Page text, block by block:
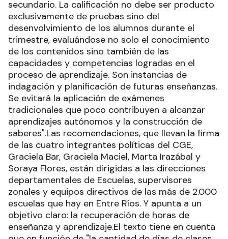
secundario. La calificación no debe ser producto
exclusivamente de pruebas sino del
desenvolvimiento de los alumnos durante el
trimestre, evaluándose no solo el conocimiento
de los contenidos sino también de las
capacidades y competencias logradas en el
proceso de aprendizaje. Son instancias de
indagación y planificación de futuras enseñanzas.
Se evitará la aplicación de exámenes
tradicionales que poco contribuyen a alcanzar
aprendizajes autónomos y la construcción de
saberes".Las recomendaciones, que llevan la firma
de las cuatro integrantes políticas del CGE,
Graciela Bar, Graciela Maciel, Marta Irazábal y
Soraya Flores, están dirigidas a las direcciones
departamentales de Escuelas, supervisores
zonales y equipos directivos de las más de 2.000
escuelas que hay en Entre Ríos. Y apunta a un
objetivo claro: la recuperación de horas de
enseñanza y aprendizaje.El texto tiene en cuenta